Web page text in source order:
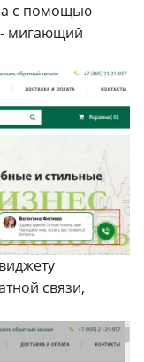
с помощью
- мигающий
связи,